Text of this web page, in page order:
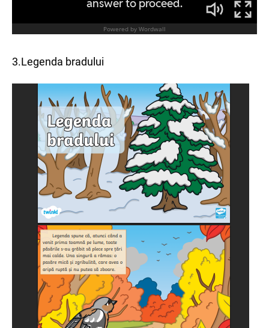
3.Legenda bradului